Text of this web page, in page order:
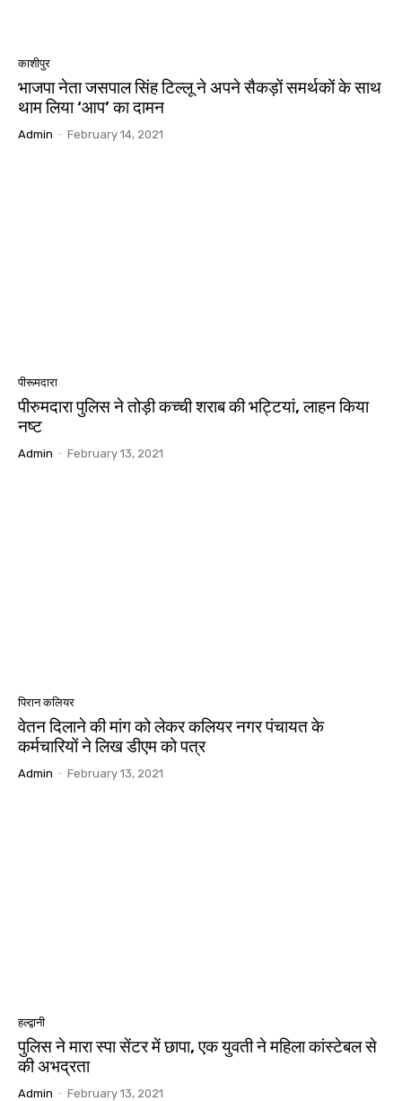
काशीपुर
भाजपा नेता जसपाल सिंह टिल्लू ने अपने सैकड़ों समर्थकों के साथ
थाम लिया ‘आप’ का दामन
Admin - February 14, 2021
पीरूमदारा
पीरुमदारा पुलिस ने तोड़ी कच्ची शराब की भट्टियां, लाहन किया
नष्ट
Admin - February 13, 2021
पिरान कलियर
वेतन दिलाने की मांग को लेकर कलियर नगर पंचायत के
कर्मचारियों ने लिख डीएम को पत्र
Admin - February 13, 2021
हल्द्वानी
पुलिस ने मारा स्पा सेंटर में छापा, एक युवती ने महिला कांस्टेबल से
की अभद्रता
Admin - February 13, 2021